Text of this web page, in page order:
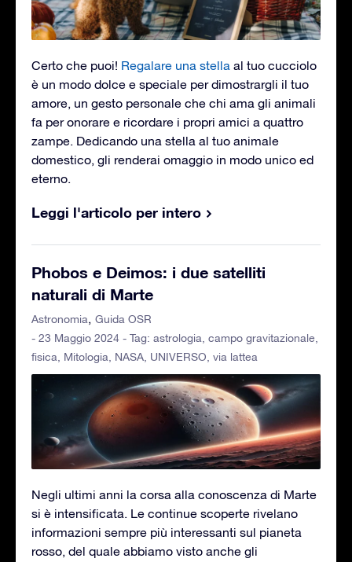
Certo che puoi! Regalare una stella al tuo cucciolo
è un modo dolce e speciale per dimostrargli il tuo
amore, un gesto personale che chi ama gli animali
fa per onorare e ricordare i propri amici a quattro
zampe. Dedicando una stella al tuo animale
domestico, gli renderai omaggio in modo unico ed
eterno.
Leggi l'articolo per intero
Phobos e Deimos: i due satelliti
naturali di Marte
Astronomia
Guida OSR
- 23 Maggio 2024 - Tag: astrologia campo gravitazionale
fisica
Mitologia NASA UNIVERSO via lattea
Negli ultimi anni la corsa alla conoscenza di Marte
si è intensificata. Le continue scoperte rivelano
informazioni sempre più interessanti sul pianeta
rosso, del quale abbiamo visto anche gli